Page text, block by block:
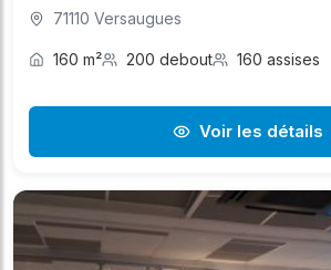
71110 Versaugues
160 m² 200 debout 160 assises
Voir les détails